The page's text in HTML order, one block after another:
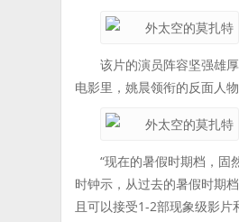
该片的演员阵容坚强雄
电影里，姚晨领衔的反面人
“现在的暑假时期档，固
时钟示，从过去的暑假时期
且可以接受1-2部现象级影